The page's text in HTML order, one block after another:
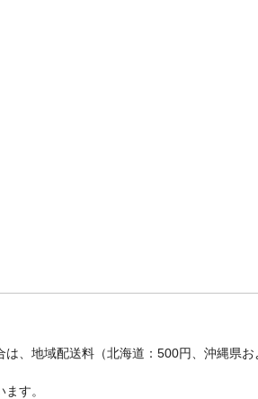
、地域配送料（北海道：500円、沖縄県
す。